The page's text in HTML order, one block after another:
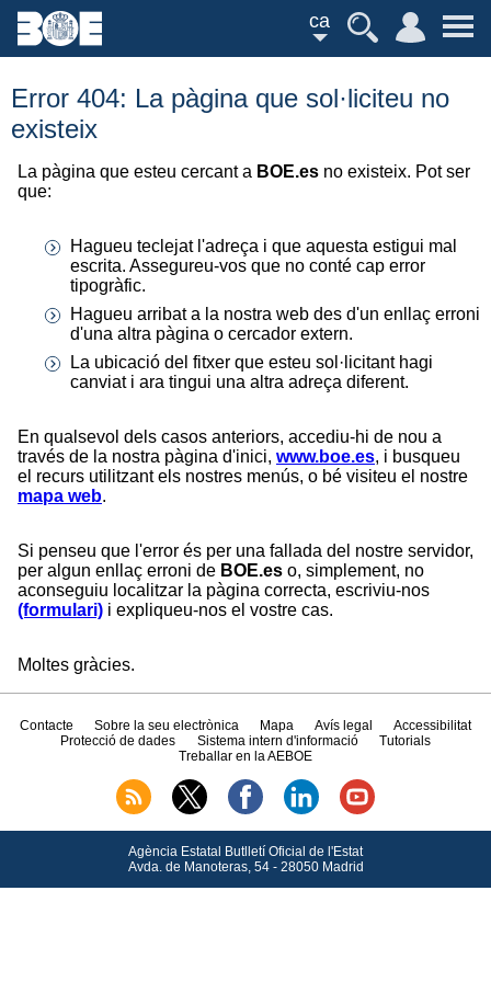
ca
Error 404: La pàgina que sol·liciteu no
existeix
La pàgina que esteu cercant a BOE.es no existeix. Pot ser
que:
Hagueu teclejat l'adreça i que aquesta estigui mal
escrita. Assegureu-vos que no conté cap error
tipogràfic.
Hagueu arribat a la nostra web des d'un enllaç erroni
d'una altra pàgina o cercador extern.
La ubicació del fitxer que esteu sol·licitant hagi
canviat i ara tingui una altra adreça diferent.
En qualsevol dels casos anteriors, accediu-hi de nou a
través de la nostra pàgina d'inici, www.boe.es, i busqueu
el recurs utilitzant els nostres menús, o bé visiteu el nostre
mapa web.
Si penseu que l'error és per una fallada del nostre servidor,
per algun enllaç erroni de BOE.es o, simplement, no
aconseguiu localitzar la pàgina correcta, escriviu-nos
(formulari) i expliqueu-nos el vostre cas.
Moltes gràcies.
Contacte Sobre la seu electrònica Mapa Avís legal
Accessibilitat
Protecció de dades
Sistema intern d'informació
Tutorials
Treballar en la AEBOE
Agència Estatal Butlletí Oficial de l'Estat
Avda.de Manoteras, 54 - 28050 Madrid